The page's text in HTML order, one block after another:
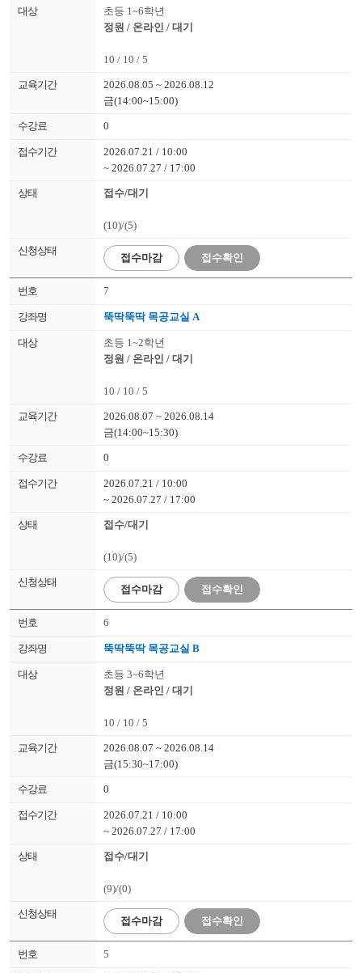
초등 1~6학년
정원 / 온라인 / 대기
10 / 10 / 5
2026.08.05 ~ 2026.08.12
금(14:00~15:00)
0
2026.07.21 / 10:00
~ 2026.07.27 / 17:00
접수/대기
(10)/(5)
접수마감 접수확인
7
뚝딱뚝딱 목공교실 A
초등 1~2학년
정원 / 온라인 / 대기
10 / 10 / 5
2026.08.07 ~ 2026.08.14
금(14:00~15:30)
0
2026.07.21 / 10:00
~ 2026.07.27 / 17:00
접수/대기
(10)/(5)
접수마감 접수확인
6
뚝딱뚝딱 목공교실 B
초등 3~6학년
정원 / 온라인 / 대기
10 / 10 / 5
2026.08.07 ~ 2026.08.14
금(15:30~17:00)
0
2026.07.21 / 10:00
~ 2026.07.27 / 17:00
접수/대기
(9)/(0)
접수마감 접수확인
5